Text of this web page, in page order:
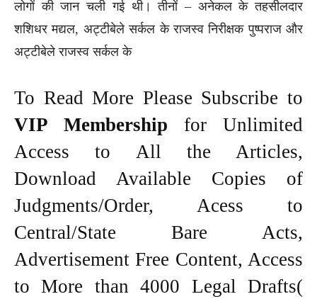
लोगों की जान चली गई थी। तीनों – अनेकल के तहसीलदार
शशिधर मद्यल, अट्टीबेले सर्कल के राजस्व निरीक्षक पुष्पराज और
अट्टीबेले राजस्व सर्कल के
To Read More Please Subscribe to
VIP Membership for Unlimited
Access to All the Articles,
Download Available Copies of
Judgments/Order, Acess to
Central/State Bare Acts,
Advertisement Free Content, Access
to More than 4000 Legal Drafts(